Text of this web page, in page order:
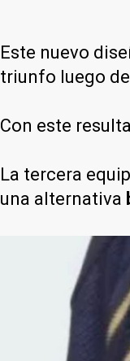
Este nuevo
triunfo luego
Con este
La tercera
una alternativa